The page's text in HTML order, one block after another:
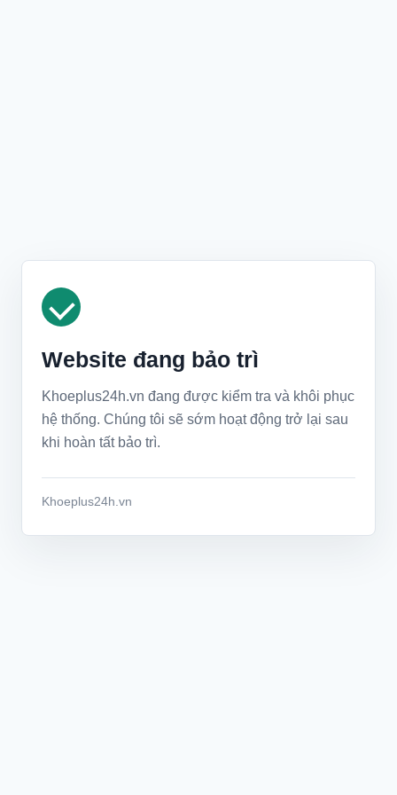
Website đang bảo trì
Khoeplus24h.vn đang được kiểm tra và khôi phục
hệ thống. Chúng tôi sẽ sớm hoạt động trở lại sau
khi hoàn tất bảo trì.
Khoeplus24h.vn